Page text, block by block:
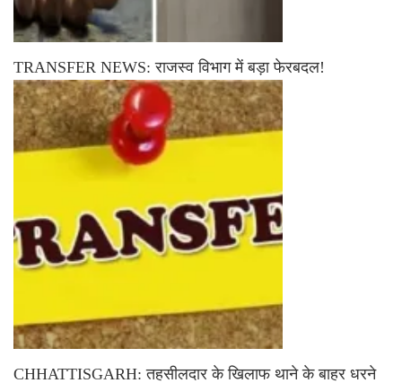
TRANSFER NEWS: राजस्व विभाग में बड़ा फेरबदल!
CHHATTISGARH: तहसीलदार के खिलाफ थाने के बाहर धरने